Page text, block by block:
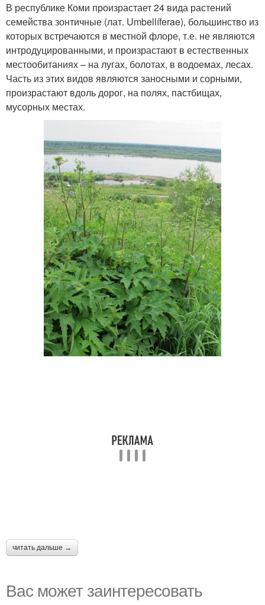
В республике Коми произрастает 24 вида растений
семейства зонтичные (лат. Umbellíferae), большинство из
которых встречаются в местной флоре, т.е. не являются
интродуцированными, и произрастают в естественных
местообитаниях – на лугах, болотах, в водоемах, лесах.
Часть из этих видов являются заносными и сорными,
произрастают вдоль дорог, на полях, пастбищах,
мусорных местах.
читать дальше →
Вас может заинтересовать